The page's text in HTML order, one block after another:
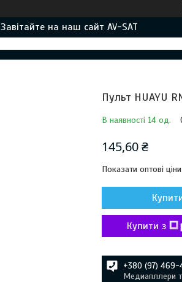
Завітайте на наш сайт AV-SAT
Пульт HUAYU
В наявності 14 од.
145,60 ₴
Показати оптові ціни
Купити з
+380 (97)
Медиапллери